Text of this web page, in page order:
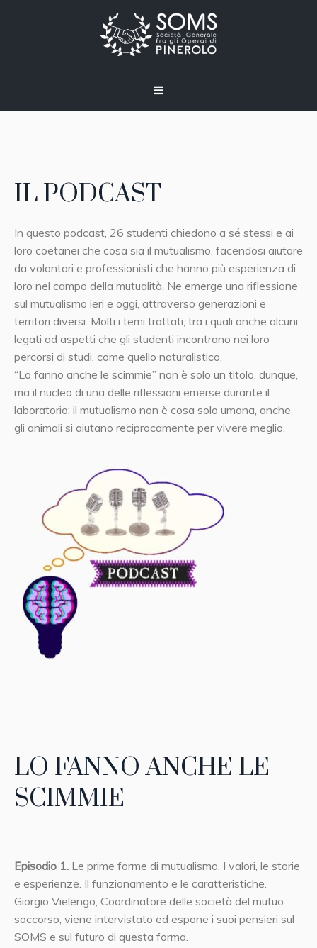
IL PODCAST
In questo podcast, 26 studenti chiedono a sé stessi e ai
loro coetanei che cosa sia il mutualismo, facendosi aiutare
da volontari e professionisti che hanno più esperienza di
loro nel campo della mutualità. Ne emerge una riflessione
sul mutualismo ieri e oggi, attraverso generazioni e
territori diversi. Molti i temi trattati, tra i quali anche alcuni
legati ad aspetti che gli studenti incontrano nei loro
percorsi di studi, come quello naturalistico.
“Lo fanno anche le scimmie” non è solo un titolo, dunque,
ma il nucleo di una delle riflessioni emerse durante il
laboratorio: il mutualismo non è cosa solo umana, anche
gli animali si aiutano reciprocamente per vivere meglio.
LO FANNO ANCHE LE
SCIMMIE
Episodio 1. Le prime forme di mutualismo. I valori, le storie
e esperienze. Il funzionamento e le caratteristiche.
Giorgio Vielengo, Coordinatore delle società del mutuo
soccorso, viene intervistato ed espone i suoi pensieri sul
SOMS e sul futuro di questa forma.